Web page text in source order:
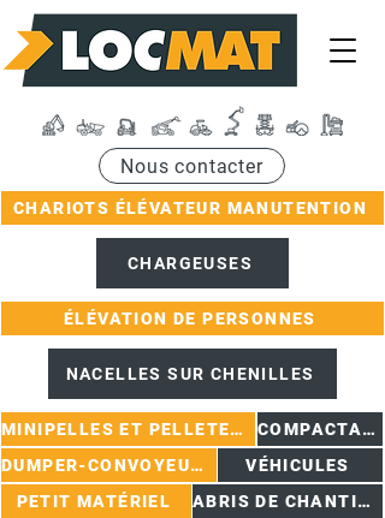
CHARIOTS ÉLÉVATEUR MANUTENTION
ÉLÉVATION DE PERSONNES
MINIPELLES ET PELLETEUSES
COMPACTAGE
DUMPER-CONVOYEURS
VÉHICULES
PETIT MATÉRIEL
ABRIS DE CHANTIER
Nous contacter
NACELLES SUR CHENILLES
CHARGEUSES